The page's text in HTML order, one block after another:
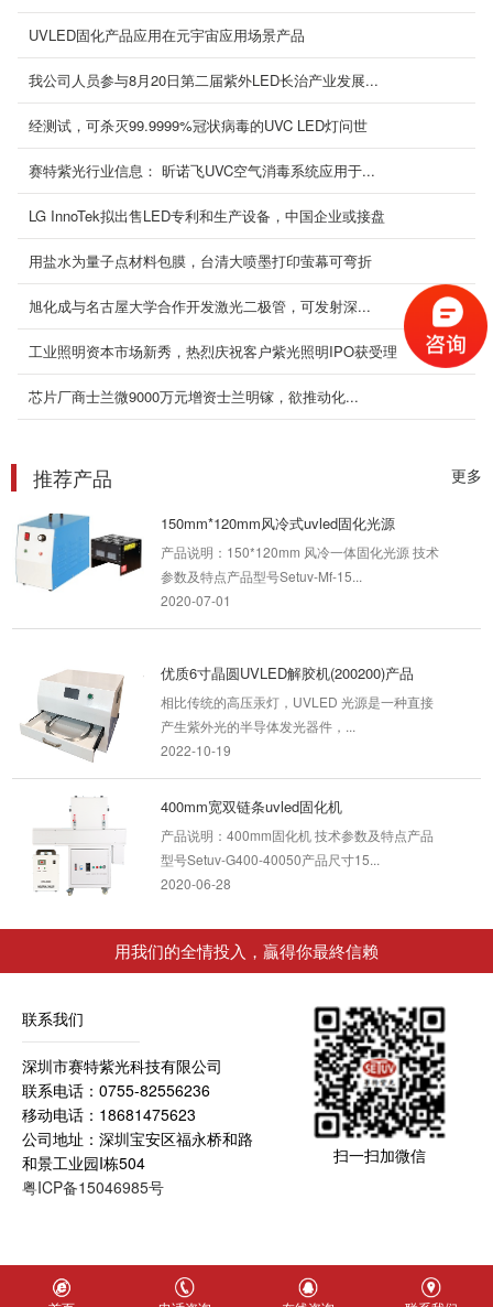
UVLED固化产品应用在元宇宙应用场景产品
我公司人员参与8月20日第二届紫外LED长治产业发展...
经测试，可杀灭99.9999%冠状病毒的UVC LED灯问世
赛特紫光行业信息： 昕诺飞UVC空气消毒系统应用于...
LG InnoTek拟出售LED专利和生产设备，中国企业或接盘
用盐水为量子点材料包膜，台清大喷墨打印萤幕可弯折
旭化成与名古屋大学合作开发激光二极管，可发射深...
工业照明资本市场新秀，热烈庆祝客户紫光照明IPO获受理
芯片厂商士兰微9000万元增资士兰明镓，欲推动化...
更多
推荐产品
产品说明：60*40mm风冷一体固化光源 技术参
数及特点产品型号Setuv-Mf-6040...
2020-07-01
玻璃上UVLED丝印油墨(化妆品屏,酒瓶等)
UVLED丝印油墨的成分主要为颜料颗粒，树
脂，溶剂，改性剂组成。颜料颗粒主...
2020-04-25
280nmuvled杀菌保温水壶
产品说明： uvled杀菌保温水壶 技术参数及特点
产品型号Setuvc-sdsh-001产品...
2020-04-28
150mm*120mm风冷式uvled固化光源
产品说明：150*120mm 风冷一体固化光源 技术
参数及特点产品型号Setuv-Mf-15...
2020-07-01
优质6寸晶圆UVLED解胶机(200200)产品
相比传统的高压汞灯，UVLED 光源是一种直接
产生紫外光的半导体发光器件，...
2022-10-19
400mm宽双链条uvled固化机
产品说明：400mm固化机 技术参数及特点产品
型号Setuv-G400-40050产品尺寸15...
2020-06-28
520mm胶印用水冷分体uvled面光源
产品说明： 水冷分体固化光源 技术参数及特点
60mm*40mm风冷式uvled面光源
产品说明：60*40mm风冷一体固化光源 技术参
数及特点产品型号Setuv-Mf-6040...
2020-07-01
2020-04-25
用我们的全情投入，贏得你最終信赖
联系我们
深圳市赛特紫光科技有限公司
联系电话：0755-82556236
移动电话：18681475623
公司地址：深圳宝安区福永桥和路
和景工业园I栋504
粤ICP备15046985号
扫一扫加微信